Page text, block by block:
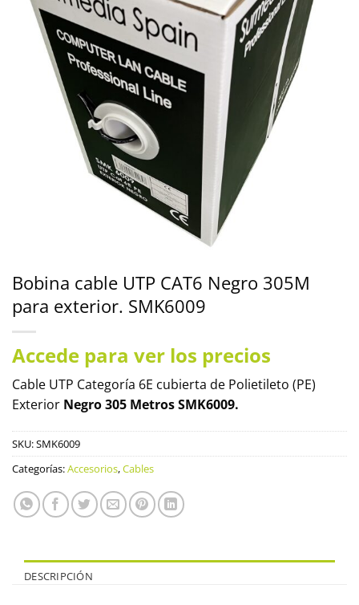
Bobina cable UTP CAT6 Negro 305M
para exterior. SMK6009
Accede para ver los precios
Cable UTP Categoría 6E cubierta de Polietileto (PE)
Exterior Negro 305 Metros SMK6009.
SKU:SMK6009
Categorías:Accesorios,Cables
DESCRIPCIÓN